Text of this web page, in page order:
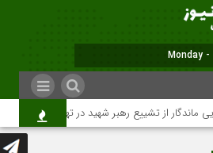
ماندگار از تشییع رهبر شهید در تهران